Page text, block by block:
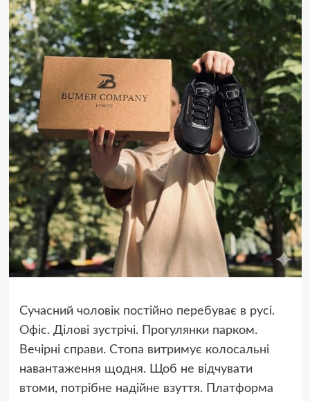
Сучасний чоловік постійно перебуває в русі.
Офіс. Ділові зустрічі. Прогулянки парком.
Вечірні справи. Стопа витримує колосальні
навантаження щодня. Щоб не відчувати
втоми, потрібне надійне взуття. Платформа